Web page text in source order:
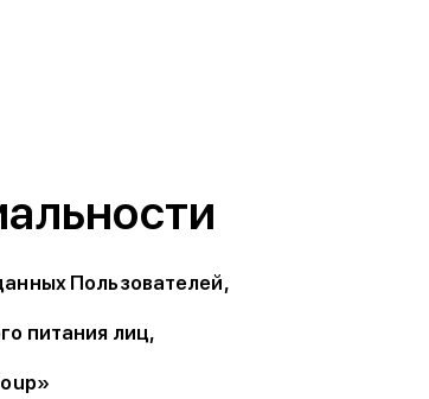
Пользователей,
питания лиц,
»